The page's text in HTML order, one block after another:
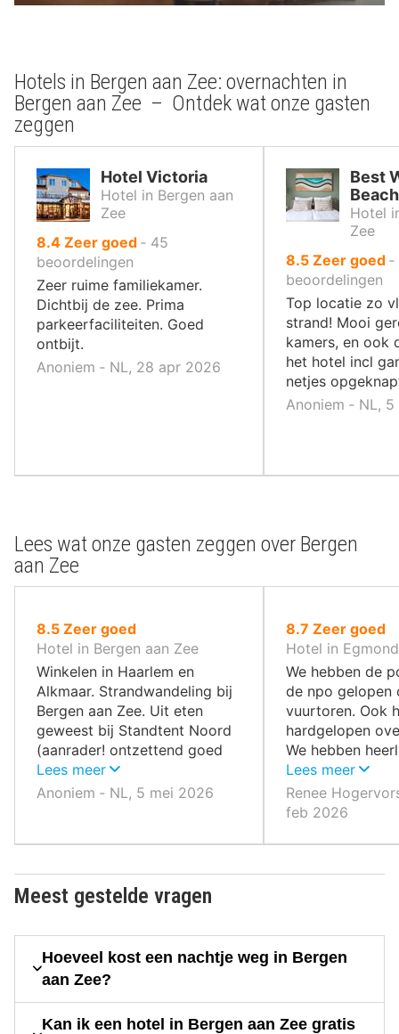
Hotels in Bergen aan Zee: overnachten in
Bergen aan Zee – Ontdek wat onze gasten
zeggen
Hotel Victoria
Hotel in Bergen aan
Zee
8.4uit
10
,
Zeer goed ‐ 45
beoordelingen
Zeer ruime familiekamer.
Dichtbij de zee. Prima
parkeerfaciliteiten. Goed
ontbijt.
Anoniem ‐ NL, 28 apr 2026
Best
Hotel
Zee
8.5uit
10
,
Zeer goed ‐
beoordelingen
Top locatie zo
strand! Mooi
kamers, en ook
het hotel incl
netjes
Anoniem ‐ NL,
Lees wat onze gasten zeggen over Bergen
aan Zee
8.5uit
10
,
Zeer goed
Hotel in Bergen aan Zee
Winkelen in Haarlem en
Alkmaar. Strandwandeling bij
Bergen aan Zee. Uit eten
geweest bij Standtent Noord
(aanrader! ontzettend goed
eten).
Lees meer
Anoniem ‐ NL, 5 mei 2026
8.7 uit
10
,
Zeer goed
Hotel in
We hebben de
de npo gelopen
vuurtoren. Ook
hardgelopen
We hebben
bij restaurant
Lees meer
Renee
feb 2026
Meest gestelde vragen
Hoeveel kost een nachtje weg in Bergen
aan Zee?
Kan ik een hotel in Bergen aan Zee gratis